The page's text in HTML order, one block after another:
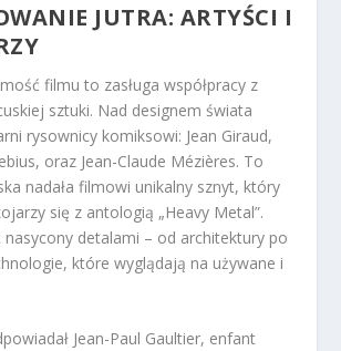
JUTRA: ARTYŚCI I
filmu to zasługa współpracy z
sztuki. Nad designem świata
rysownicy komiksowi: Jean Giraud,
oraz Jean-Claude Mézières. To
nadała filmowi unikalny sznyt, który
się z antologią „Heavy Metal”.
nasycony detalami – od architektury po
które wyglądają na używane i
Jean-Paul Gaultier, enfant